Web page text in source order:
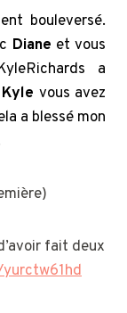
bouleversé.
Diane et vous
a
Kyle vous avez
a blessé mon
fait deux